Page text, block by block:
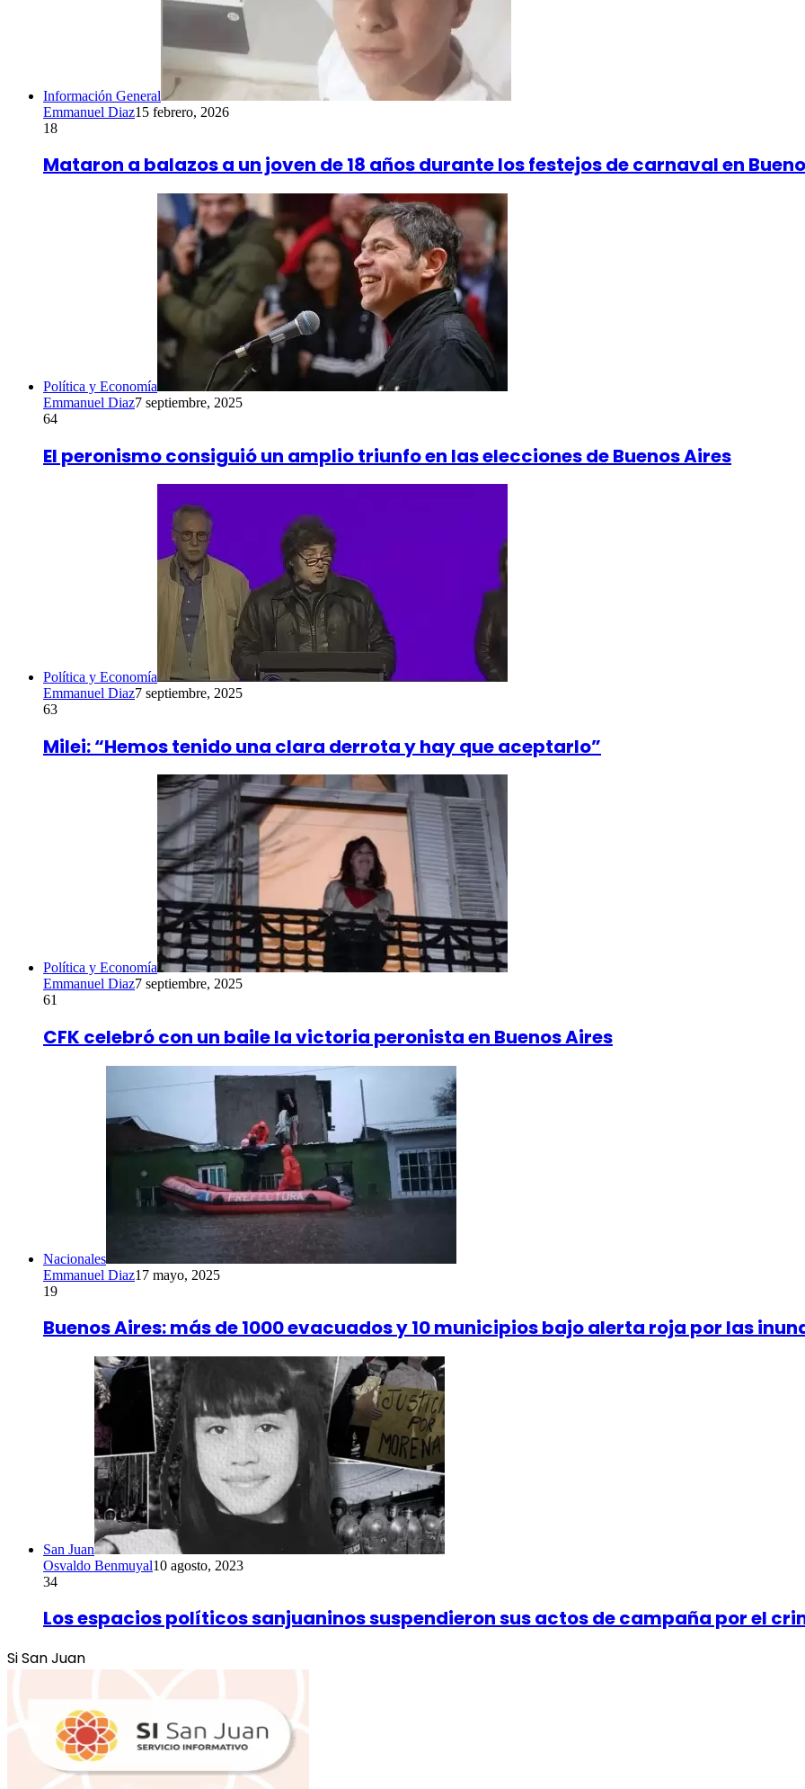
Información General
Emmanuel Diaz15 febrero, 2026
18
Mataron a balazos a un joven de 18 años durante los festejos de carnaval en
Política y Economía
Emmanuel Diaz7 septiembre, 2025
64
El peronismo consiguió un amplio triunfo en las elecciones de Buenos Aires
Política y Economía
Emmanuel Diaz7 septiembre, 2025
63
Milei: “Hemos tenido una clara derrota y hay que aceptarlo”
Política y Economía
Emmanuel Diaz7 septiembre, 2025
61
CFK celebró con un baile la victoria peronista en Buenos Aires
Nacionales
Emmanuel Diaz17 mayo, 2025
19
Buenos Aires: más de 1000 evacuados y 10 municipios bajo alerta roja por las
San Juan
Osvaldo Benmuyal10 agosto, 2023
34
Los espacios políticos sanjuaninos suspendieron sus actos de campaña por el
Si San Juan